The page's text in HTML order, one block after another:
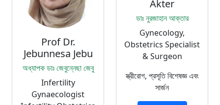
Prof Dr.
Jebunnesa Jebu
অধ্যাপক ডাঃ জেবুন্নেছা জেবু
Infertility
Gynaecologist
Akter
ডাঃ নুরজাহান আক্তার
Gynecology,
Obstetrics Specialist
& Surgeon
স্ত্রীরোগ, প্রসূতি বিশেষজ্ঞ এবং
সার্জন